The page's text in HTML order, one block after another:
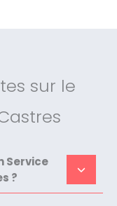
sur le
Service
?